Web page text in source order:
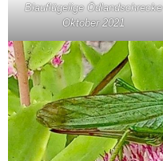
Blauflügelige Ödlandschrecke
Oktober 2021